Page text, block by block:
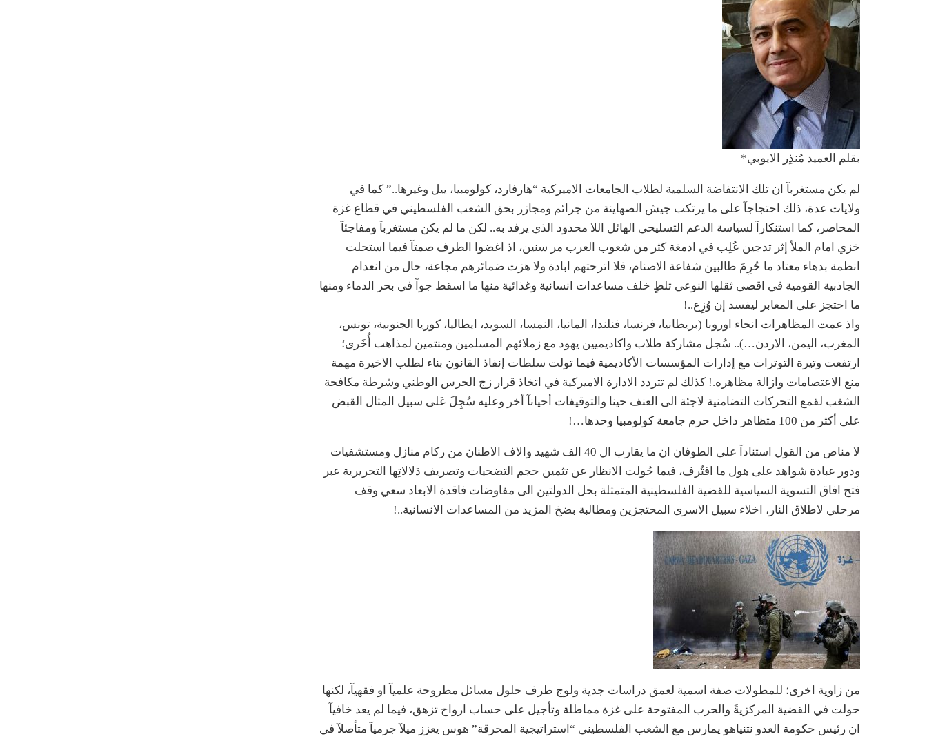
بقلم العميد مُنذِر الايوبي*
لم يكن مستغربآ ان تلك الانتفاضة السلمية لطلاب الجامعات الاميركية “هارفارد، كولومبيا، ييل وغيرها..” كما في
ولايات عدة، ذلك احتجاجآ على ما يرتكب جيش الصهاينة من جرائم ومجازر بحق الشعب الفلسطيني في قطاع غزة
المحاصر، كما استنكارآ لسياسة الدعم التسليحي الهائل اللا محدود الذي يرفد به.. لكن ما لم يكن مستغربآ ومفاجئآ
خزي امام الملأ إثر تدجين عُلِب في ادمغة كثر من شعوب العرب مر سنين، اذ اغضوا الطرف صمتآ فيما استحلت
انظمة بدهاء معتاد ما حُرِمَ طالبين شفاعة الاصنام، فلا اترحتهم ابادة ولا هزت ضمائرهم مجاعة، حال من انعدام
الجاذبية القومية في اقصى ثقلها النوعي تلطٍ خلف مساعدات انسانية وغذائية منها ما اسقط جوآ في بحر الدماء ومنها
ما احتجز على المعابر ليفسد إن وُزِع..!
واذ عمت المظاهرات انحاء اوروبا (بريطانيا، فرنسا، فنلندا، المانيا، النمسا، السويد، ايطاليا، كوريا الجنوبية، تونس،
المغرب، اليمن، الاردن…).. سُجل مشاركة طلاب واكاديميين يهود مع زملائهم المسلمين ومنتمين لمذاهب أُخَرى؛
ارتفعت وتيرة التوترات مع إدارات المؤسسات الأكاديمية فيما تولت سلطات إنفاذ القانون بناء لطلب الاخيرة مهمة
منع الاعتصامات وازالة مظاهره.! كذلك لم تتردد الادارة الاميركية في اتخاذ قرار زج الحرس الوطني وشرطة مكافحة
الشغب لقمع التحركات التضامنية لاجئة الى العنف حينا والتوقيفات أحيانآ أخر وعليه سُجِلَ عَلى سبيل المثال القبض
على أكثر من 100 متظاهر داخل حرم جامعة كولومبيا وحدها…!
لا مناص من القول استنادآ على الطوفان ان ما يقارب ال 40 الف شهيد والاف الاطنان من ركام منازل ومستشفيات
ودور عبادة شواهد على هول ما اقتُرف، فيما حُولت الانظار عن تثمين حجم التضحيات وتصريف دَلالاتِها التحريرية عبر
فتح افاق التسوية السياسية للقضية الفلسطينية المتمثلة بحل الدولتين الى مفاوضات فاقدة الابعاد سعي وقف
مرحلي لاطلاق النار، اخلاء سبيل الاسرى المحتجزين ومطالبة بضخ المزيد من المساعدات الانسانية..!
من زاوية اخرى؛ للمطولات صفة اسمية لعمق دراسات جدية ولوج طرف حلول مسائل مطروحة علميآ او فقهيآ، لكنها
حولت في القضية المركزيةً والحرب المفتوحة على غزة مماطلة وتأجيل على حساب ارواح تزهق، فيما لم يعد خافيآ
ان رئيس حكومة العدو نتنياهو يمارس مع الشعب الفلسطيني “استراتيجية المحرقة” هوس يعزز ميلآ جرميآ متأصلآ في